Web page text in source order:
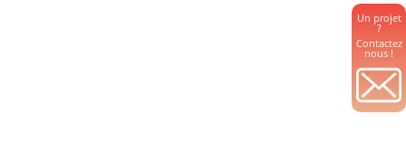
Un projet
?
Contactez
nous !